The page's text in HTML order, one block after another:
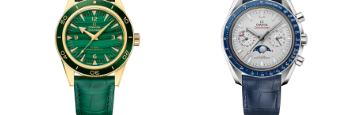
デ・ヴィル トレゾア
グローブマスター アニュアル
カレンダー
ニュアンス豊かな天然石ダイヤル
シーマスター 300
特別に豪華な合金で装う
スピードマスター ムーンフェ
イズ プラチナゴールド